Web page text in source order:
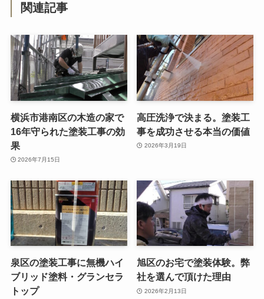
関連記事
横浜市港南区の木造の家で
16年守られた塗装工事の効
果
2026年7月15日
高圧洗浄で決まる。塗装工
事を成功させる本当の価値
2026年3月19日
泉区の塗装工事に無機ハイ
ブリッド塗料・グランセラ
トップ
旭区のお宅で塗装体験。弊
社を選んで頂けた理由
2026年2月13日